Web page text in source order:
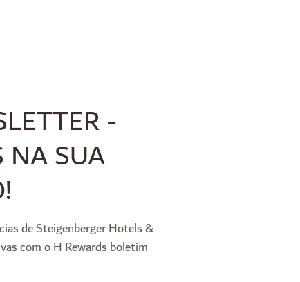
-
NA SUA
de Steigenberger Hotels &
com o H Rewards boletim